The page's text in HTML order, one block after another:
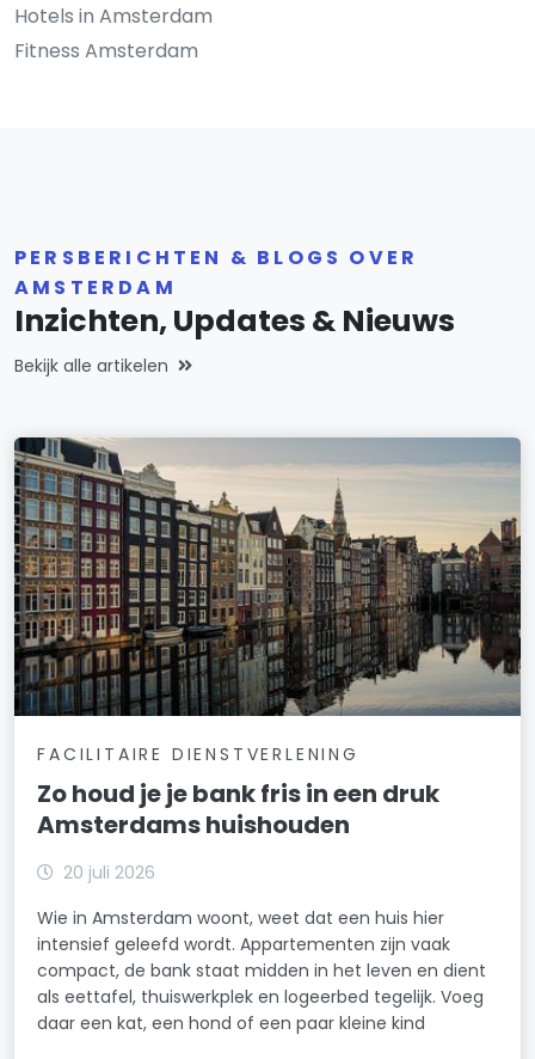
Hotels in Amsterdam
Fitness Amsterdam
PERSBERICHTEN & BLOGS OVER
AMSTERDAM
Inzichten, Updates & Nieuws
Bekijk alle artikelen
FACILITAIRE DIENSTVERLENING
Zo houd je je bank fris in een druk
Amsterdams huishouden
20 juli 2026
Wie in Amsterdam woont, weet dat een huis hier
intensief geleefd wordt. Appartementen zijn vaak
compact, de bank staat midden in het leven en dient
als eettafel, thuiswerkplek en logeerbed tegelijk. Voeg
daar een kat, een hond of een paar kleine kind